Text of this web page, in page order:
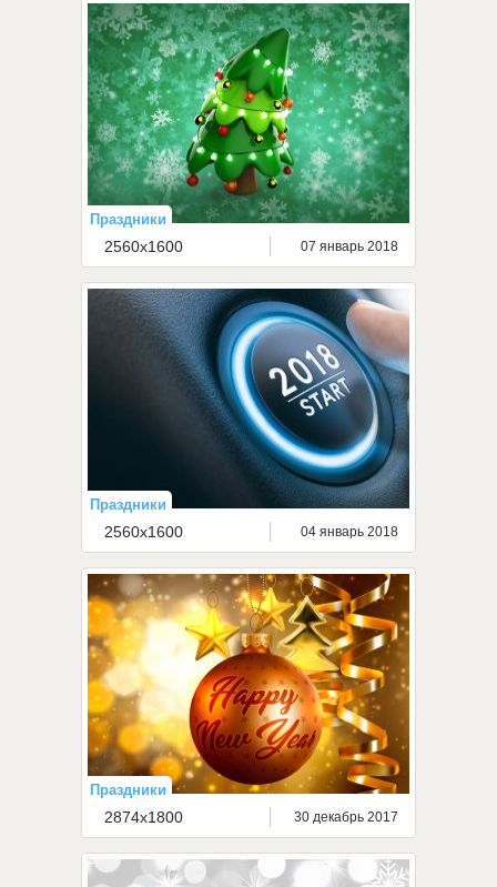
Праздники
2560x1600 07 январь 2018
Праздники
2560x1600 04 январь 2018
Праздники
2874x1800 30 декабрь 2017